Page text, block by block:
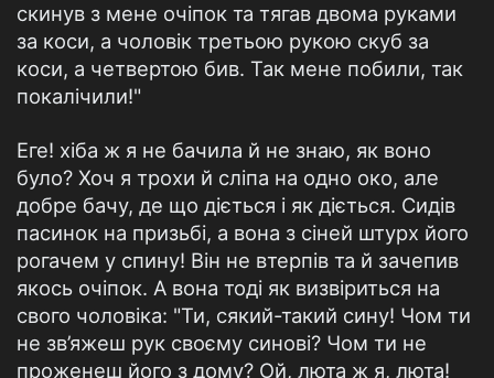
скинув з мене очіпок та тягав двома руками
за коси, а чоловік третьою рукою скуб за
коси, а четвертою бив. Так мене побили, так
покалічили!"
Еге! хіба ж я не бачила й не знаю, як воно
було? Хоч я трохи й сліпа на одно око, але
добре бачу, де що діється і як діється. Сидів
пасинок на призьбі, а вона з сіней штурх його
рогачем у спину! Він не втерпів та й зачепив
якось очіпок. А вона тоді як визвіриться на
свого чоловіка: "Ти, сякий-такий сину! Чом ти
не зв’яжеш рук своєму синові? Чом ти не
проженеш його з дому? Ой, люта ж я, люта!